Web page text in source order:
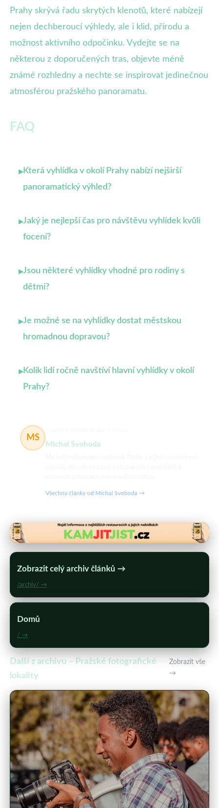
Prahy skrývá řadu skrytých klenotů, které nabízejí
nejen dechberoucí výhledy, ale i klid, přírodu a
možnost aktivního odpočinku. Vydejte se na
některou z doporučených tras, objevte méně
známé rozhledny a nechte se inspirovat jedinečnou
atmosférou pražského panoramatu.
FAQ
▸Která vyhlídka v okolí Prahy nabízí nejširší
panoramatický výhled?
▸Jaký je nejlepší čas pro návštěvu vyhlídek kvůli
focení?
▸Jsou některé vyhlídky vhodné pro rodiny s
dětmi?
▸Je možné se na vyhlídky dostat městskou
hromadnou dopravou?
▸Kolik lidí ročně navštíví hlavní vyhlídky v okolí
Prahy?
MS
Michal Svoboda
Všechny články od Michal Svoboda →
Zobrazit celý archiv článků →
/archiv/ →
Domů
/ →
Další z archivu – Pražské fotografické
lokality
Zobrazit vše
→